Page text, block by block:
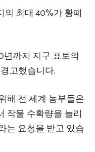
최대 40%가 황폐
까지 지구 표토의
고했습니다.
해 전 세계 농부들은
작물 수확량을 늘리
는 요청을 받고 있습